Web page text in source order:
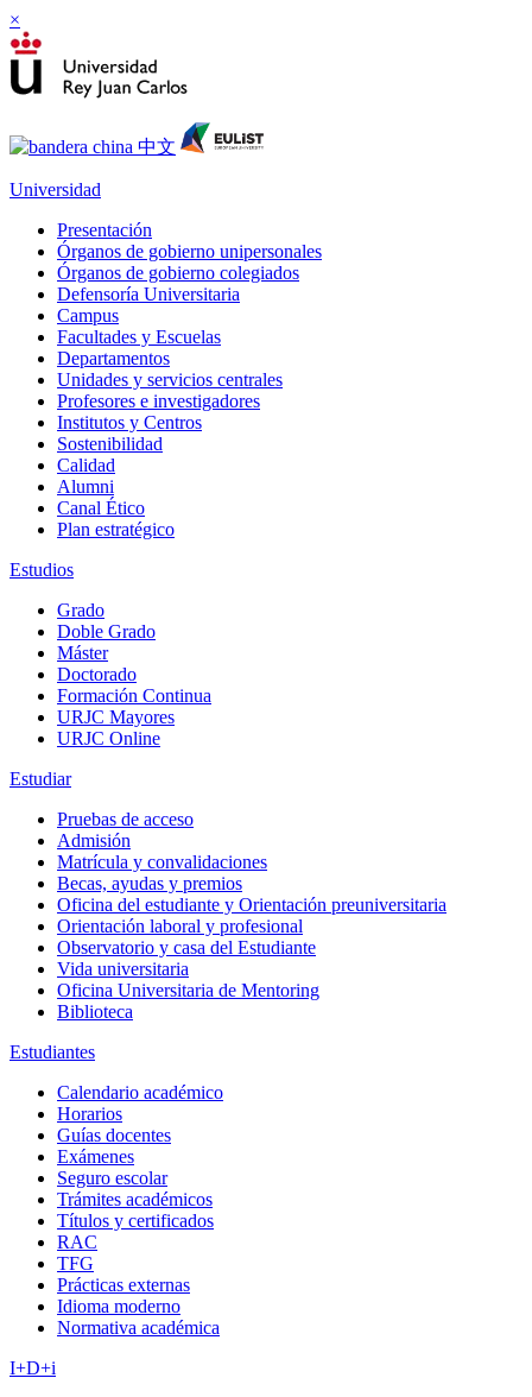
×
Universidad
Presentación
Órganos de gobierno unipersonales
Órganos de gobierno colegiados
Defensoría Universitaria
Campus
Facultades y Escuelas
Departamentos
Unidades y servicios centrales
Profesores e investigadores
Institutos y Centros
Sostenibilidad
Calidad
Alumni
Canal Ético
Plan estratégico
Estudios
Grado
Doble Grado
Máster
Doctorado
Formación Continua
URJC Mayores
URJC Online
Estudiar
Pruebas de acceso
Admisión
Matrícula y convalidaciones
Becas, ayudas y premios
Oficina del estudiante y Orientación preuniversitaria
Orientación laboral y profesional
Observatorio y casa del Estudiante
Vida universitaria
Oficina Universitaria de Mentoring
Biblioteca
Estudiantes
Calendario académico
Horarios
Guías docentes
Exámenes
Seguro escolar
Trámites académicos
Títulos y certificados
RAC
TFG
Prácticas externas
Idioma moderno
Normativa académica
I+D+i